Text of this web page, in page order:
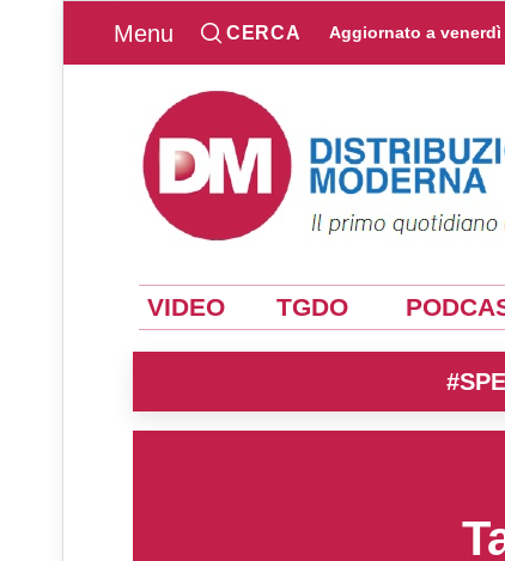
Menu CERCA Aggiornato a venerdì
VIDEO TGDO